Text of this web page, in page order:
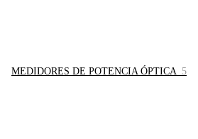
MEDIDORES DE POTENCIA ÓPTICA 5